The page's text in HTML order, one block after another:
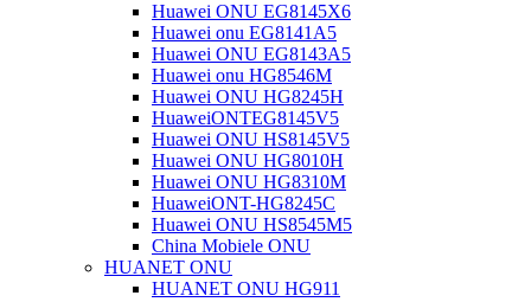
Huawei ONU EG8145X6
Huawei onu EG8141A5
Huawei ONU EG8143A5
Huawei onu HG8546M
Huawei ONU HG8245H
HuaweiONTEG8145V5
Huawei ONU HS8145V5
Huawei ONU HG8010H
Huawei ONU HG8310M
HuaweiONT-HG8245C
Huawei ONU HS8545M5
China Mobiele ONU
HUANET ONU
HUANET ONU HG911